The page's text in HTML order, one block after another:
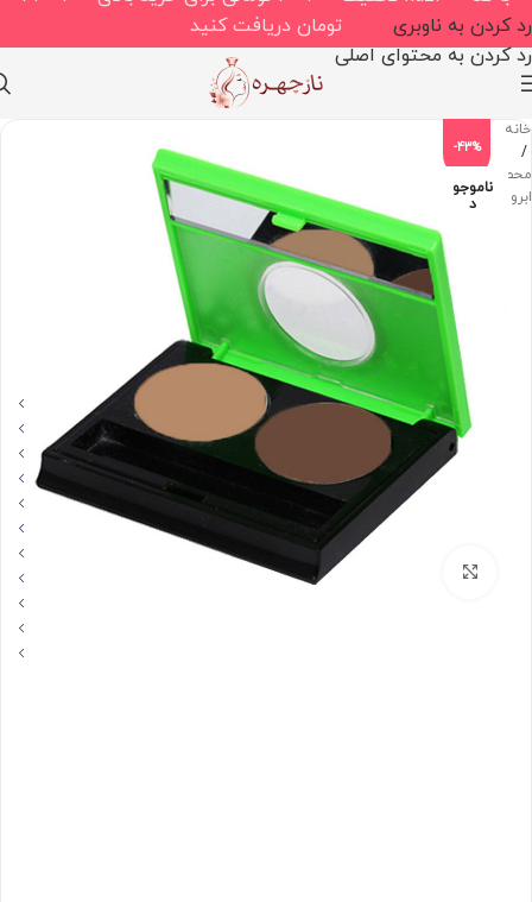
رد کردن به ناوبری
رد کردن به محتوای اصلی
تومان دریافت کنید
خانه
/
محصولات
ابرو
-43%
ناموجو
د
بزرگنمایی تصویر